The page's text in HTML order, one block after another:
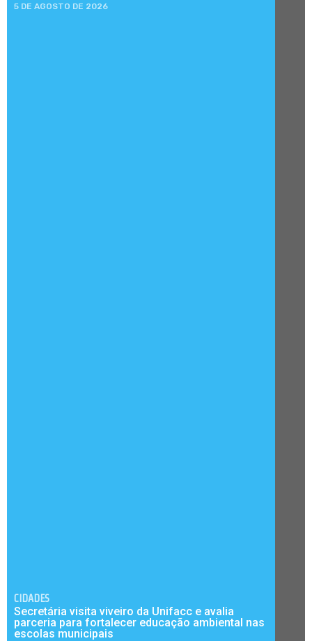
5 DE AGOSTO DE 2026
CIDADES
Secretária visita viveiro da Unifacc e avalia
parceria para fortalecer educação ambiental nas
escolas municipais